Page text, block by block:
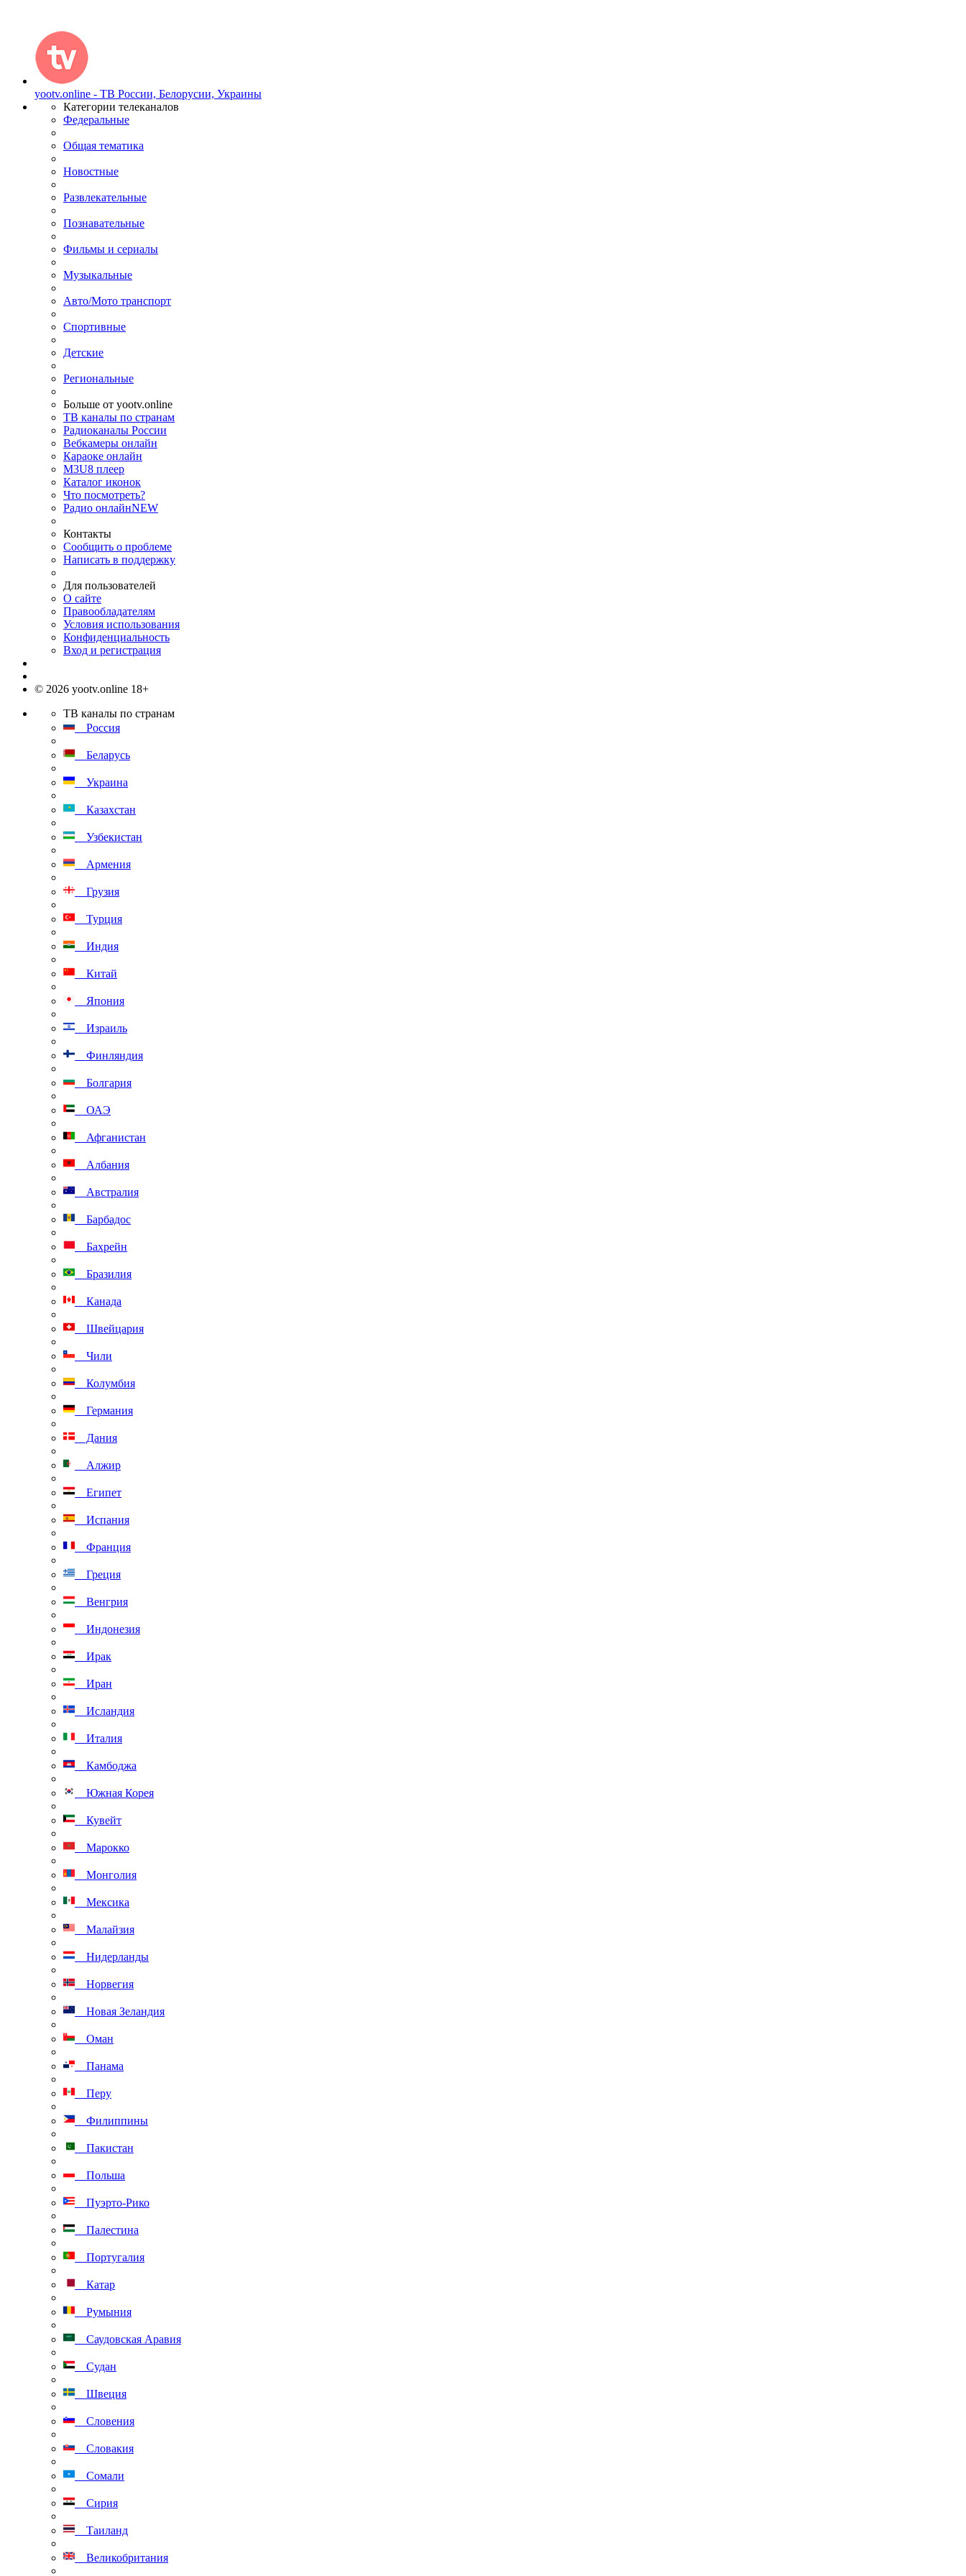
yootv.online - ТВ России, Белорусии, Украины
Категории телеканалов
Федеральные
Общая тематика
Новостные
Развлекательные
Познавательные
Фильмы и сериалы
Музыкальные
Авто/Мото транспорт
Спортивные
Детские
Региональные
Больше от yootv.online
ТВ каналы по странам
Радиоканалы России
Вебкамеры онлайн
Караоке онлайн
M3U8 плеер
Каталог иконок
Что посмотреть?
Радио онлайнNEW
Контакты
Сообщить о проблеме
Написать в поддержку
Для пользователей
О сайте
Правообладателям
Условия использования
Конфиденциальность
Вход и регистрация
© 2026 yootv.online 18+
ТВ каналы по странам
Россия
Беларусь
Украина
Казахстан
Узбекистан
Армения
Грузия
Турция
Индия
Китай
Япония
Израиль
Финляндия
Болгария
ОАЭ
Афганистан
Албания
Австралия
Барбадос
Бахрейн
Бразилия
Канада
Швейцария
Чили
Колумбия
Германия
Дания
Алжир
Египет
Испания
Франция
Греция
Венгрия
Индонезия
Ирак
Иран
Исландия
Италия
Камбоджа
Южная Корея
Кувейт
Марокко
Монголия
Мексика
Малайзия
Нидерланды
Норвегия
Новая Зеландия
Оман
Панама
Перу
Филиппины
Пакистан
Польша
Пуэрто-Рико
Палестина
Португалия
Катар
Румыния
Саудовская Аравия
Судан
Швеция
Словения
Словакия
Сомали
Сирия
Таиланд
Великобритания